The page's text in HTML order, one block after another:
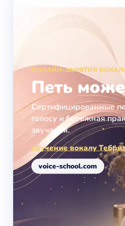
ОНЛАЙН-ЗАНЯТИЯ
Петь
Сертифицированные
голосу и бережная
звучания.
обучение вокалу
voice-school.com